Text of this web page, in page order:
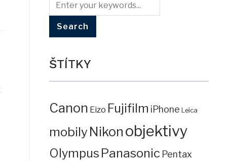
ŠTÍTKY
Canon Eizo Fujifilm iPhone Leica
mobilyNikon objektivy
Olympus Panasonic Pentax